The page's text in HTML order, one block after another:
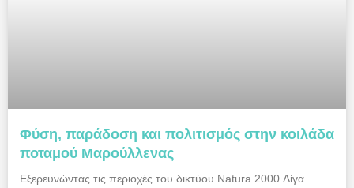
Φύση, παράδοση και πολιτισμός στην κοιλάδα
ποταμού Μαρούλλενας
Εξερευνώντας τις περιοχές του δικτύου Natura 2000 Λίγα